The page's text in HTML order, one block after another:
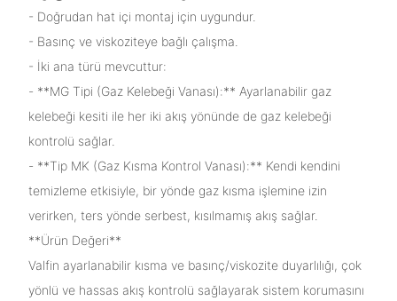
- Doğrudan hat içi montaj için uygundur.
- Basınç ve viskoziteye bağlı çalışma.
- İki ana türü mevcuttur:
- **MG Tipi (Gaz Kelebeği Vanası):** Ayarlanabilir gaz
kelebeği kesiti ile her iki akış yönünde de gaz kelebeği
kontrolü sağlar.
- **Tip MK (Gaz Kısma Kontrol Vanası):** Kendi kendini
temizleme etkisiyle, bir yönde gaz kısma işlemine izin
verirken, ters yönde serbest, kısılmamış akış sağlar.
**Ürün Değeri**
Valfin ayarlanabilir kısma ve basınç/viskozite duyarlılığı, çok
yönlü ve hassas akış kontrolü sağlayarak sistem korumasını